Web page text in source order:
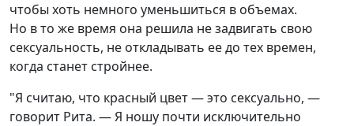
чтобы хоть немного уменьшиться в объемах.
Но в то же время она решила не задвигать свою
сексуальность, не откладывать ее до тех времен,
когда станет стройнее.
"Я считаю, что красный цвет — это сексуально, —
говорит Рита. — Я ношу почти исключительно